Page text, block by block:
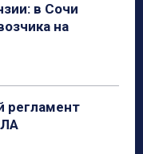
в Сочи
на
регламент